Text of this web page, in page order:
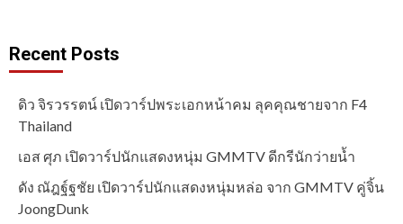
Recent Posts
ดิว จิรวรรตน์ เปิดวาร์ปพระเอกหน้าคม ลุคคุณชายจาก F4
Thailand
เอส ศุภ เปิดวาร์ปนักแสดงหนุ่ม GMMTV ดีกรีนักว่ายน้ำ
ดัง ณัฎฐ์ฐชัย เปิดวาร์ปนักแสดงหนุ่มหล่อ จาก GMMTV คู่จิ้น
JoongDunk